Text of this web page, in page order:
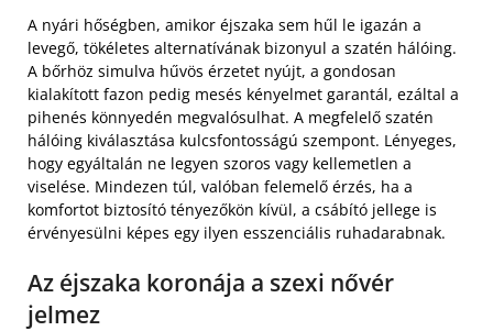
A nyári hőségben, amikor éjszaka sem hűl le igazán a
levegő, tökéletes alternatívának bizonyul a szatén hálóing.
A bőrhöz simulva hűvös érzetet nyújt, a gondosan
kialakított fazon pedig mesés kényelmet garantál, ezáltal a
pihenés könnyedén megvalósulhat. A megfelelő szatén
hálóing kiválasztása kulcsfontosságú szempont. Lényeges,
hogy egyáltalán ne legyen szoros vagy kellemetlen a
viselése. Mindezen túl, valóban felemelő érzés, ha a
komfortot biztosító tényezőkön kívül, a csábító jellege is
érvényesülni képes egy ilyen esszenciális ruhadarabnak.
Az éjszaka koronája a szexi nővér
jelmez